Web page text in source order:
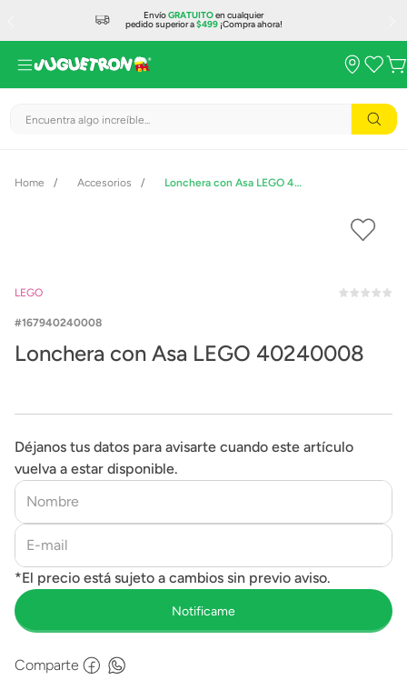
EnvíoGRATUITOen cualquier
pedido superior a$499¡Compra ahora!
Encuentra algo increíble...
Accesorios Lonchera con Asa LEGO 40240008
LEGO
167940240008
Lonchera con Asa LEGO 40240008
Déjanos tus datos para avisarte cuando este artículo
vuelva a estar disponible.
Comparte